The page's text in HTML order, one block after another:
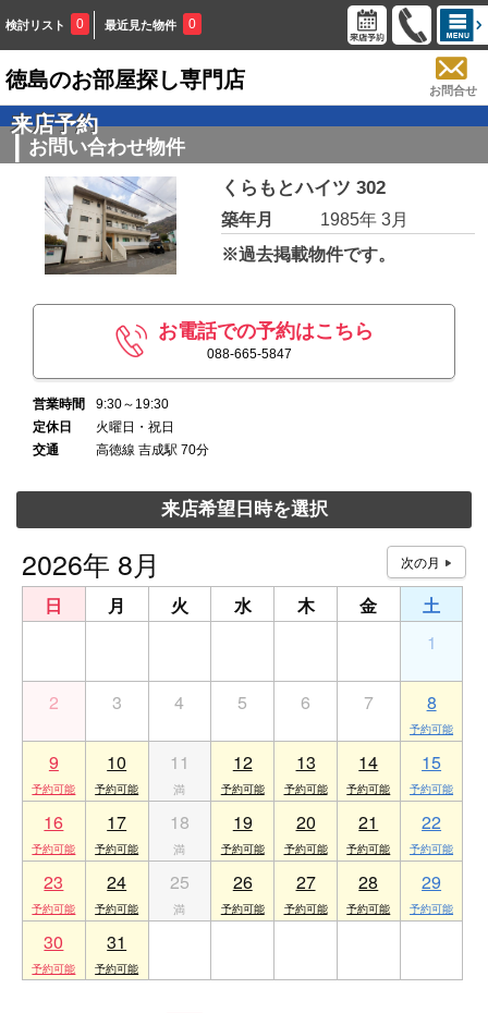
検討リスト 0 最近見た物件 0
徳島のお部屋探し専門店 お問合せ
来店予約
お問い合わせ物件
くらもとハイツ 302
築年月
1985年 3月
※過去掲載物件です。
お電話での予約はこちら
088-665-5847
営業時間
9:30～19:30
定休日
火曜日・祝日
交通
高徳線 吉成駅 70分
来店希望日時を選択
2026年 8月
日 月 火 水 木 金
土
1
2 3 4 5 6 7 8
9 10 11 12 13 14 15
16 17 18 19 20 21 22
23 24 25 26 27 28 29
30 31